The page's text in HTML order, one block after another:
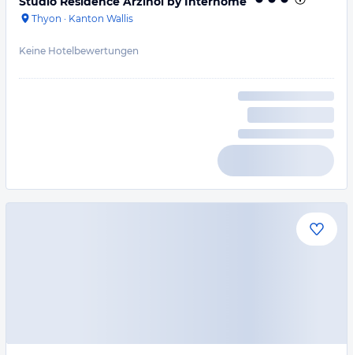
Thyon · Kanton Wallis
Keine Hotelbewertungen